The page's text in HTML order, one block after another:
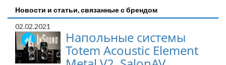
Новости и статьи, связанные с брендом
02.02.2021
Напольные системы
Totem Acoustic Element